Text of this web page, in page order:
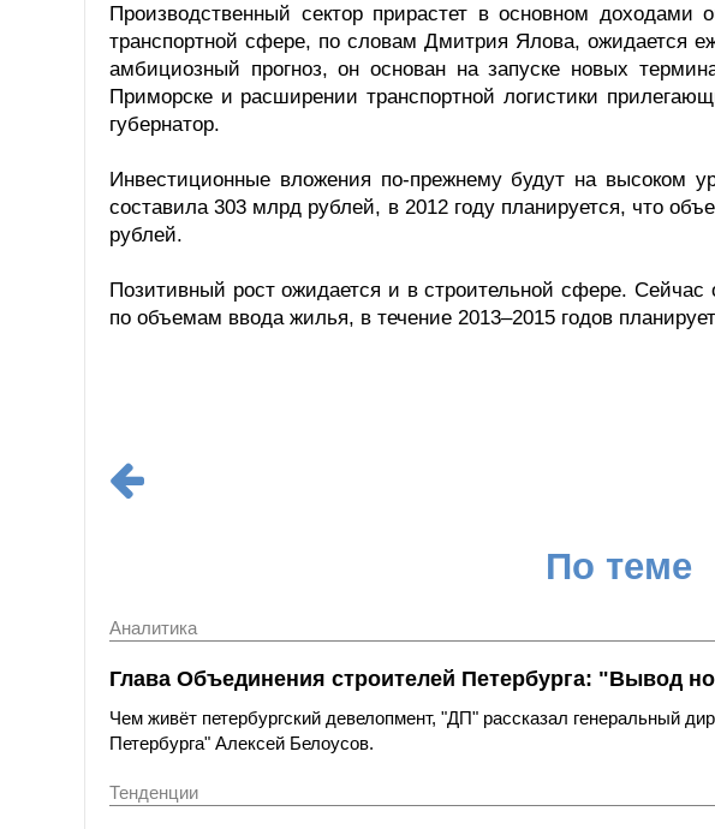
Производственный сектор прирастет в основном
транспортной сфере, по словам Дмитрия Ялова, ожидается
амбициозный прогноз, он основан на запуске новых
Приморске и расширении транспортной логистики
губернатор.
Инвестиционные вложения по-прежнему будут на высоком
составила 303 млрд рублей, в 2012 году планируется, что
рублей.
Позитивный рост ожидается и в строительной сфере. Сейчас
по объемам ввода жилья, в течение 2013–2015 годов
По теме
Аналитика
Глава Объединения строителей Петербурга: "Вывод
Чем живёт петербургский девелопмент, "ДП" рассказал генеральный
Петербурга" Алексей Белоусов.
Тенденции